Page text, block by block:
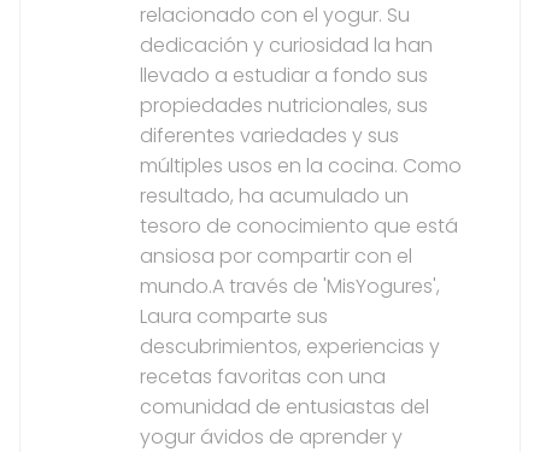
relacionado con el yogur. Su
dedicación y curiosidad la han
llevado a estudiar a fondo sus
propiedades nutricionales, sus
diferentes variedades y sus
múltiples usos en la cocina. Como
resultado, ha acumulado un
tesoro de conocimiento que está
ansiosa por compartir con el
mundo.A través de 'MisYogures',
Laura comparte sus
descubrimientos, experiencias y
recetas favoritas con una
comunidad de entusiastas del
yogur ávidos de aprender y